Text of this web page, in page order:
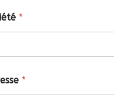
*
*